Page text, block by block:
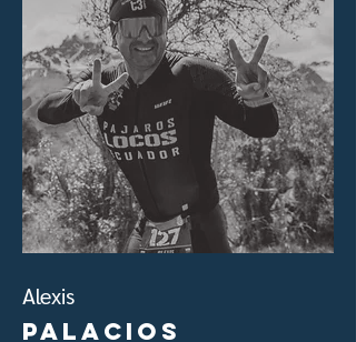
Alexis
Palacios